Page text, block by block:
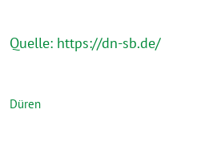
Quelle: https://dn-sb.de/
Düren